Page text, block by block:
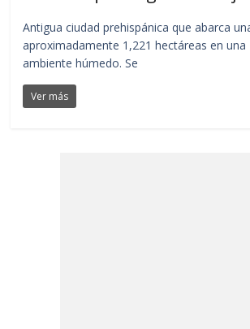
Antigua ciudad prehispánica que abarca
aproximadamente 1,221 hectáreas en una
ambiente húmedo. Se
Ver más